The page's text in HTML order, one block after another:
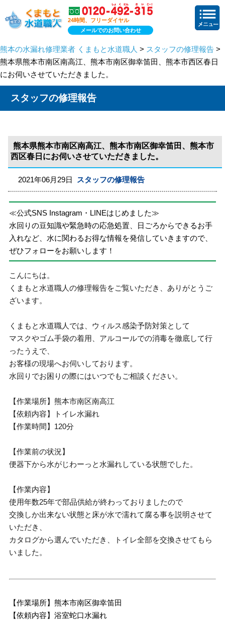
24時間、フリーダイヤル
メールでのお問い合わせ
熊本の水漏れ修理業者 くまもと水道職人 > スタッフの修理報告 >
熊本県熊本市南区南高江、熊本市南区御幸笛田、熊本市西区春日
にお伺いさせていただきました。
スタッフの修理報告
熊本県熊本市南区南高江、熊本市南区御幸笛田、熊本市
西区春日にお伺いさせていただきました。
2021年06月29日 スタッフの修理報告
≪公式SNS Instagram・LINEはじめました≫
水回りの豆知識や緊急時の応急処置、日ごろからできるお手
入れなど、水に関わるお得な情報を発信していきますので、
ぜひフォローをお願いします！
こんにちは。
くまもと水道職人の修理報告をご覧いただき、ありがとうご
ざいます。
くまもと水道職人では、ウィルス感染予防対策として
マスクやゴム手袋の着用、アルコールでの消毒を徹底して行
ったうえで、
お客様の現場へお伺いしております。
水回りでお困りの際にはいつでもご相談ください。
【作業場所】熊本市南区南高江
【依頼内容】トイレ水漏れ
【作業時間】120分
【作業前の状況】
便器下から水がじわーっと水漏れしている状態でした。
【作業内容】
使用年数25年で部品供給が終わっておりましたので
交換しか出来ない状態と床が水で濡れて腐る事を説明させて
いただき、
カタログから選んでいただき、トイレ全部を交換させてもら
いました。
【作業場所】熊本市南区御幸笛田
【依頼内容】浴室蛇口水漏れ